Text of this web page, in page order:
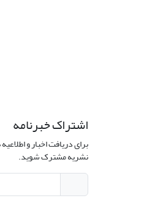
اشتراک خبرنامه
برای دریافت اخبار و
نشریه مشترک شوید.